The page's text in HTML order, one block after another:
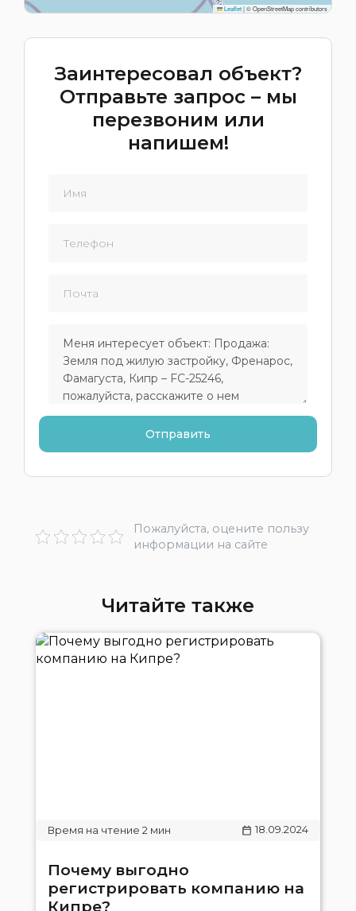
Leaflet|© OpenStreetMap contributors
Заинтересовал объект?
Отправьте запрос – мы
перезвоним или
напишем!
Пожалуйста, оцените пользу
информации на сайте
Читайте также
18.09.2024
Почему выгодно
регистрировать компанию на
Кипре?